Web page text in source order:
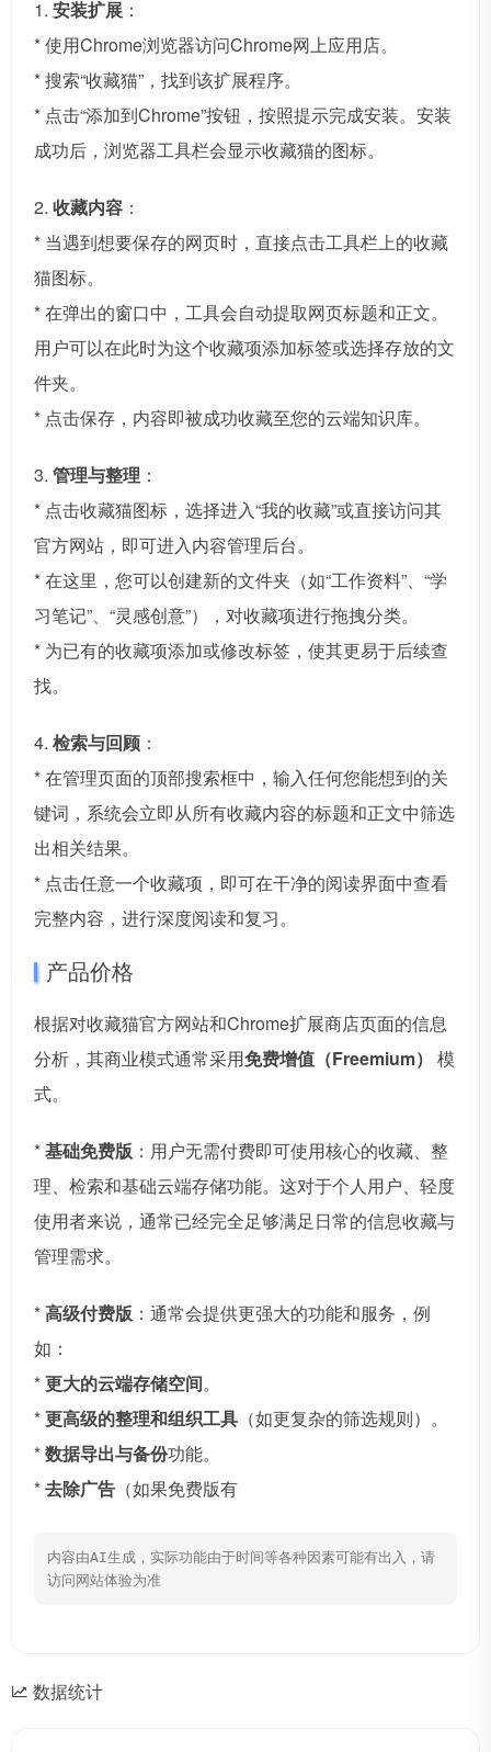
1. 安装扩展 ：
* 使用Chrome浏览器访问Chrome网上应用店。
* 搜索“收藏猫”，找到该扩展程序。
* 点击“添加到Chrome”按钮，按照提示完成安装。安装
成功后，浏览器工具栏会显示收藏猫的图标。
2. 收藏内容 ：
* 当遇到想要保存的网页时，直接点击工具栏上的收藏
猫图标。
* 在弹出的窗口中，工具会自动提取网页标题和正文。
用户可以在此时为这个收藏项添加标签或选择存放的文
件夹。
* 点击保存，内容即被成功收藏至您的云端知识库。
3. 管理与整理 ：
* 点击收藏猫图标，选择进入“我的收藏”或直接访问其
官方网站，即可进入内容管理后台。
* 在这里，您可以创建新的文件夹（如“工作资料”、“学
习笔记”、“灵感创意”），对收藏项进行拖拽分类。
* 为已有的收藏项添加或修改标签，使其更易于后续查
找。
4. 检索与回顾 ：
* 在管理页面的顶部搜索框中，输入任何您能想到的关
键词，系统会立即从所有收藏内容的标题和正文中筛选
出相关结果。
* 点击任意一个收藏项，即可在干净的阅读界面中查看
完整内容，进行深度阅读和复习。
产品价格
根据对收藏猫官方网站和Chrome扩展商店页面的信息
分析，其商业模式通常采用免费增值（Freemium） 模
式。
*基础免费版 ：用户无需付费即可使用核心的收藏、整
理、检索和基础云端存储功能。这对于个人用户、轻度
使用者来说，通常已经完全足够满足日常的信息收藏与
管理需求。
*高级付费版 ：通常会提供更强大的功能和服务，例
如：
*更大的云端存储空间。
*更高级的整理和组织工具 （如更复杂的筛选规则）。
*数据导出与备份功能。
*去除广告 （如果免费版有
内容由AI生成，实际功能由于时间等各种因素可能有出入，请
访问网站体验为准
数据统计